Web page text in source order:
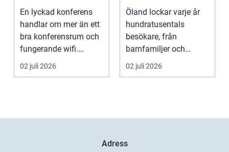
En lyckad konferens
handlar om mer än ett
bra konferensrum och
fungerande wifi.
Företag som planerar...
02 juli 2026
solsäkraste ö
Öland lockar varje år
hundratusentals
besökare, från
barnfamiljer och
natur&au...
02 juli 2026
Adress